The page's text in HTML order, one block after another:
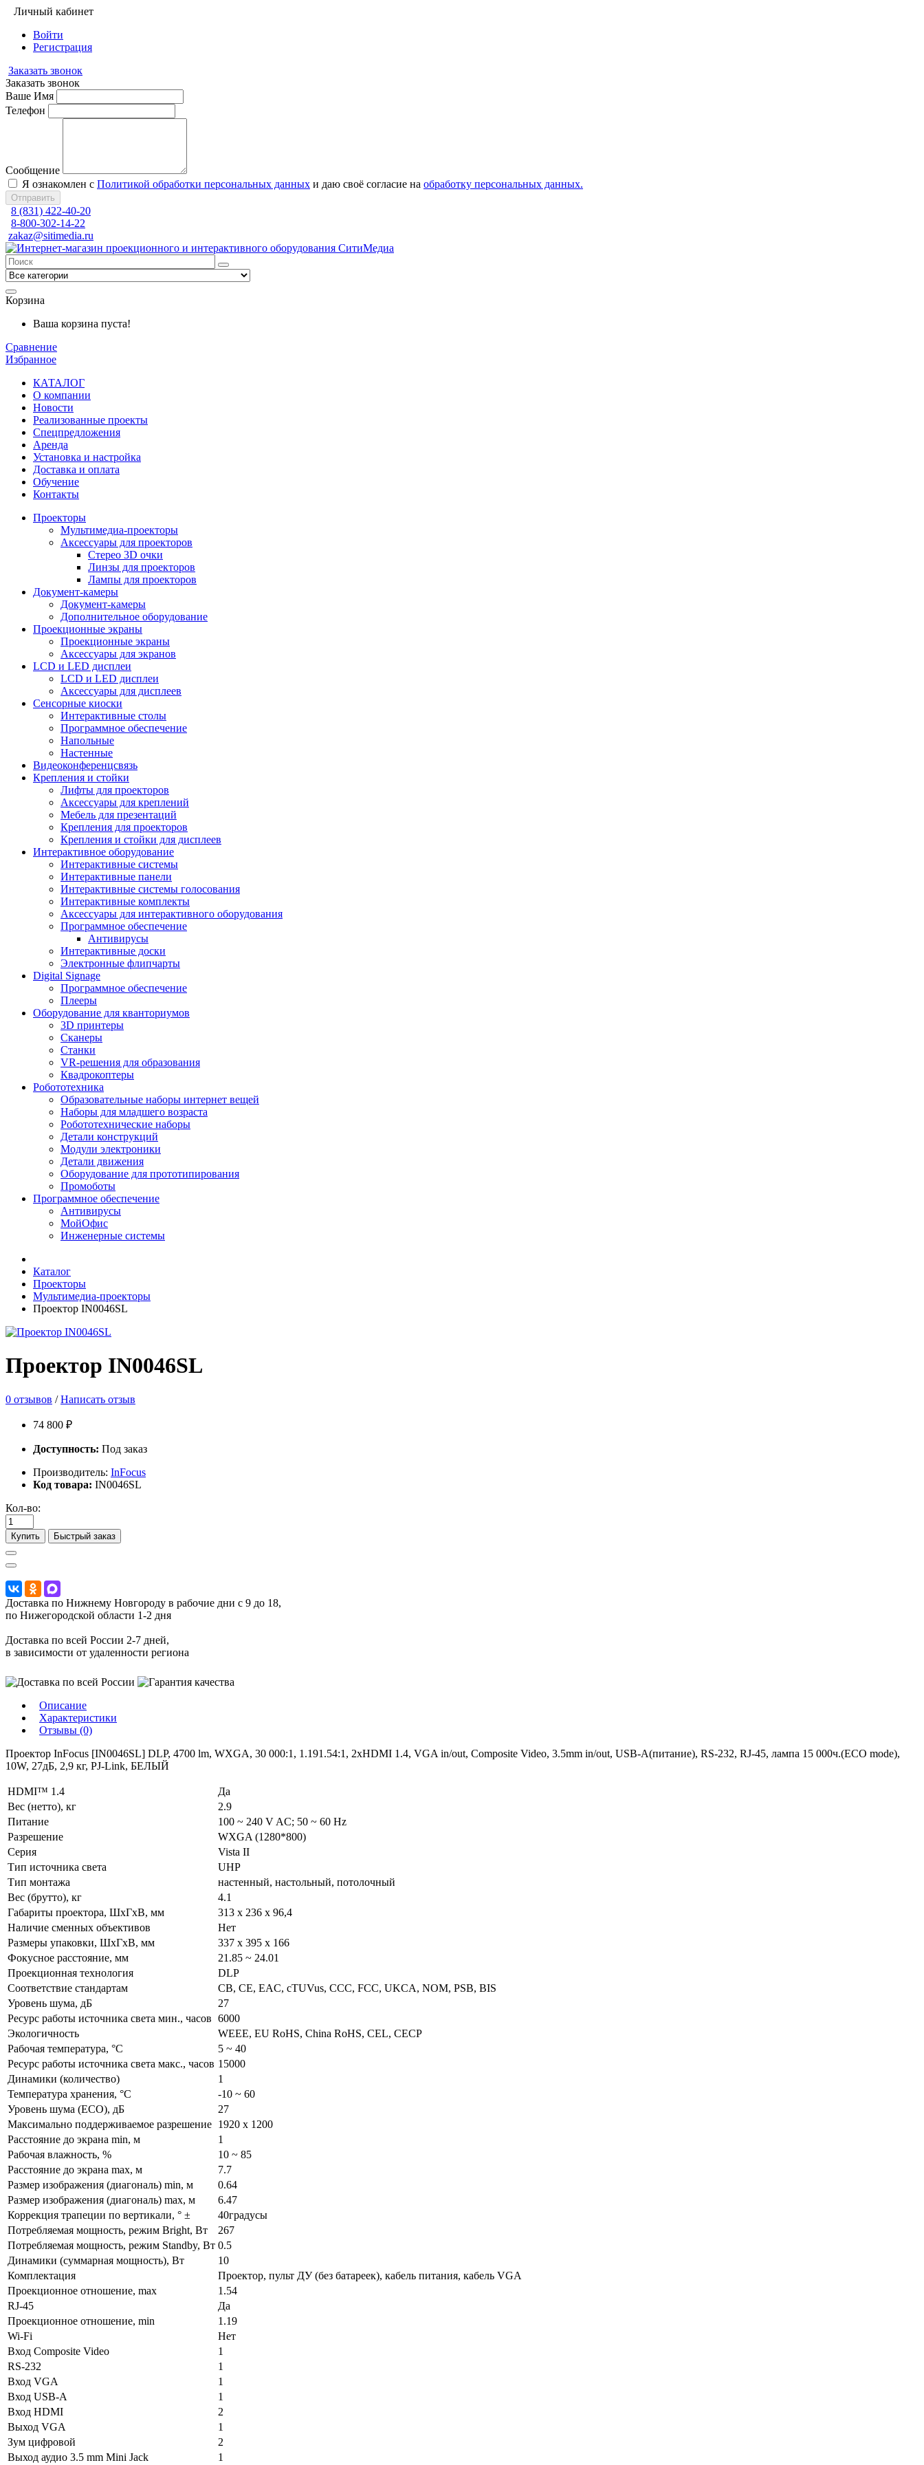
Личный кабинет
Войти
Регистрация
Заказать звонок
Заказать звонок
Ваше Имя
Телефон
Сообщение
Я ознакомлен с Политикой обработки персональных данных и даю своё согласие на обработку персональных данных.
Отправить
8 (831) 422-40-20
8-800-302-14-22
zakaz@sitimedia.ru
Корзина
Ваша корзина пуста!
Сравнение
Избранное
КАТАЛОГ
О компании
Новости
Реализованные проекты
Спецпредложения
Аренда
Установка и настройка
Доставка и оплата
Обучение
Контакты
Проекторы
Мультимедиа-проекторы
Аксессуары для проекторов
Стерео 3D очки
Линзы для проекторов
Лампы для проекторов
Документ-камеры
Документ-камеры
Дополнительное оборудование
Проекционные экраны
Проекционные экраны
Аксессуары для экранов
LCD и LED дисплеи
LCD и LED дисплеи
Аксессуары для дисплеев
Сенсорные киоски
Интерактивные столы
Программное обеспечение
Напольные
Настенные
Видеоконференцсвязь
Крепления и стойки
Лифты для проекторов
Аксессуары для креплений
Мебель для презентаций
Крепления для проекторов
Крепления и стойки для дисплеев
Интерактивное оборудование
Интерактивные системы
Интерактивные панели
Интерактивные системы голосования
Интерактивные комплекты
Аксессуары для интерактивного оборудования
Программное обеспечение
Антивирусы
Интерактивные доски
Электронные флипчарты
Digital Signage
Программное обеспечение
Плееры
Оборудование для кванториумов
3D принтеры
Сканеры
Станки
VR-решения для образования
Квадрокоптеры
Робототехника
Образовательные наборы интернет вещей
Наборы для младшего возраста
Робототехнические наборы
Детали конструкций
Модули электроники
Детали движения
Оборудование для прототипирования
Промоботы
Программное обеспечение
Антивирусы
МойОфис
Инженерные системы
Каталог
Проекторы
Мультимедиа-проекторы
Проектор IN0046SL
Проектор IN0046SL
0 отзывов /Написать отзыв
74 800 ₽
Доступность: Под заказ
Производитель: InFocus
Код товара: IN0046SL
Кол-во:
Купить Быстрый заказ
Доставка по Нижнему Новгороду в рабочие дни с 9 до 18,
по Нижегородской области 1-2 дня
Доставка по всей России 2-7 дней,
в зависимости от удаленности региона
Описание
Характеристики
Отзывы (0)
Проектор InFocus [IN0046SL] DLP, 4700 lm, WXGA, 30 000:1, 1.191.54:1, 2xHDMI 1.4, VGA in/out, Composite Video, 3.5mm in/out, USB-A(питание), RS-232, RJ-45, лампа 15 000ч.(ECO mode),
10W, 27дБ, 2,9 кг, PJ-Link, БЕЛЫЙ
HDMI™ 1.4
Да
Вес (нетто), кг
2.9
Питание
100 ~ 240 V AC; 50 ~ 60 Hz
Разрешение
WXGA (1280*800)
Серия
Vista II
Тип источника света
UHP
Тип монтажа
настенный, настольный, потолочный
Вес (брутто), кг
4.1
Габариты проектора, ШxГxВ, мм
313 х 236 х 96,4
Наличие сменных объективов
Нет
Размеры упаковки, ШxГxВ, мм
337 x 395 x 166
Фокусное расстояние, мм
21.85 ~ 24.01
Проекционная технология
DLP
Соответствие стандартам
CB, CE, EAC, cTUVus, CCC, FCC, UKCA, NOM, PSB, BIS
Уровень шума, дБ
27
Ресурс работы источника света мин., часов 6000
Экологичность
WEEE, EU RoHS, China RoHS, CEL, CECP
Рабочая температура, °C
5 ~ 40
Ресурс работы источника света макс., часов 15000
Динамики (количество)
1
Температура хранения, °C
-10 ~ 60
Уровень шума (ECO), дБ
27
Максимально поддерживаемое разрешение 1920 x 1200
Расстояние до экрана min, м
1
Рабочая влажность, %
10 ~ 85
Расстояние до экрана max, м
7.7
Размер изображения (диагональ) min, м
0.64
Размер изображения (диагональ) max, м
6.47
Коррекция трапеции по вертикали, ° ±
40градусы
Потребляемая мощность, режим Bright, Вт
267
Потребляемая мощность, режим Standby, Вт 0.5
Динамики (суммарная мощность), Вт
10
Комплектация
Проектор, пульт ДУ (без батареек), кабель питания, кабель VGA
Проекционное отношение, max
1.54
RJ-45
Да
Проекционное отношение, min
1.19
Wi-Fi
Нет
Вход Composite Video
1
RS-232
1
Вход VGA
1
Вход USB-A
1
Вход HDMI
2
Выход VGA
1
Зум цифровой
2
Выход аудио 3.5 mm Mini Jack
1